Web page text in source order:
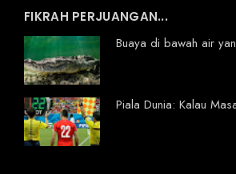
FIKRAH PERJUANGAN...
Buaya di bawah air
Piala Dunia: Kalau